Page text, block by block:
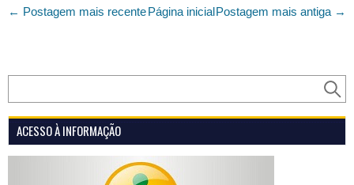
← Postagem mais recente Postagem mais antiga →
Página inicial
ACESSO À INFORMAÇÃO